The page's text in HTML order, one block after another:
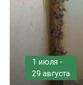
1 июля -
29 августа